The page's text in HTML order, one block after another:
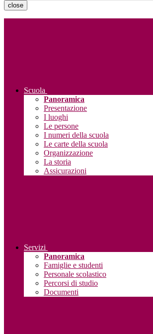
close
Scuola
Panoramica
Presentazione
I luoghi
Le persone
I numeri della scuola
Le carte della scuola
Organizzazione
La storia
Assicurazioni
Servizi
Panoramica
Famiglie e studenti
Personale scolastico
Percorsi di studio
Documenti